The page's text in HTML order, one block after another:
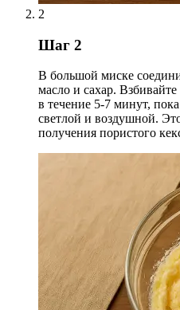
2
Шаг 2
В большой миске
масло и сахар.
в течение 5-7 минут,
светлой и воздушной.
получения пористого